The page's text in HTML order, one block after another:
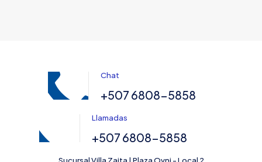
Chat
+507 6808-5858
Llamadas
+507 6808-5858